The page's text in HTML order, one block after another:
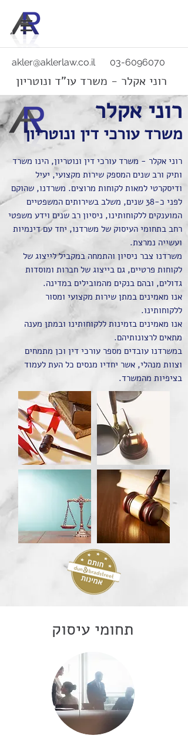
akler@aklerlaw.co.il 03-6096070
רוני אקלר - משרד עו"ד ונוטריון
רוני אקלר
משרד עורכי דין ונוטריון
רוני אקלר - משרד עורכי דין ונוטריון, הינו משרד
ותיק ורב שנים המספק שירות מקצועי, יעיל
ודיסקרטי למאות לקוחות מרוצים. משרדנו, שהוקם
לפני כ-38 שנים, משלב בשירותים המשפטיים
המוענקים ללקוחותינו, ניסיון רב שנים וידע משפטי
רחב בתחומי העיסוק של משרדנו, יחד עם דינמיות
ועשייה נמרצת.
משרדנו צבר ניסיון והתמחה במקביל לייצוג של
לקוחות פרטיים, גם בייצוג של חברות ומוסדות
גדולים, ובהם בנקים מהמובילים במדינה.
אנו מאמינים במתן שירות מקצועי ומסור
ללקוחותינו.
אנו מאמינים בזמינות ללקוחותינו ובמתן מענה
מתאים לרצונותיהם.
במשרדנו עובדים מספר עורכי דין וכן מתמחים
וצוות מנהלי, אשר יחדיו מנסים כל העת לעמוד
בציפיות מהמשרד.
תחומי עיסוק